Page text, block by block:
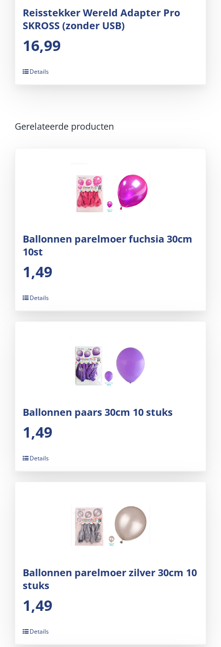
Reisstekker Wereld Adapter Pro
SKROSS (zonder USB)
16,99
Details
Gerelateerde producten
Ballonnen parelmoer fuchsia 30cm
10st
1,49
Details
Ballonnen paars 30cm 10 stuks
1,49
Details
Ballonnen parelmoer zilver 30cm 10
stuks
1,49
Details